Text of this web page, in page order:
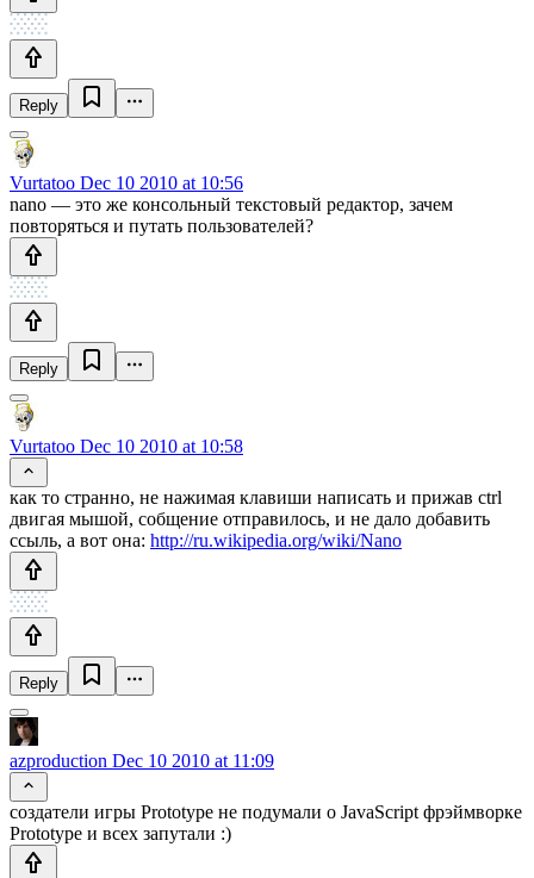
Reply
Vurtatoo Dec 10 2010 at 10:56
nano — это же консольный текстовый редактор, зачем
повторяться и путать пользователей?
Reply
Vurtatoo Dec 10 2010 at 10:58
как то странно, не нажимая клавиши написать и прижав ctrl
двигая мышой, собщение отправилось, и не дало добавить
ссыль, а вот она: http://ru.wikipedia.org/wiki/Nano
Reply
azproduction Dec 10 2010 at 11:09
создатели игры Prototype не подумали о JavaScript фрэймворке
Prototype и всех запутали :)